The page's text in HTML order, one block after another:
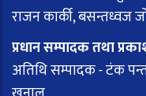
राजन कार्की, बसन्तध्वज
प्रधान सम्पादक तथा
अतिथि सम्पादक - टंक